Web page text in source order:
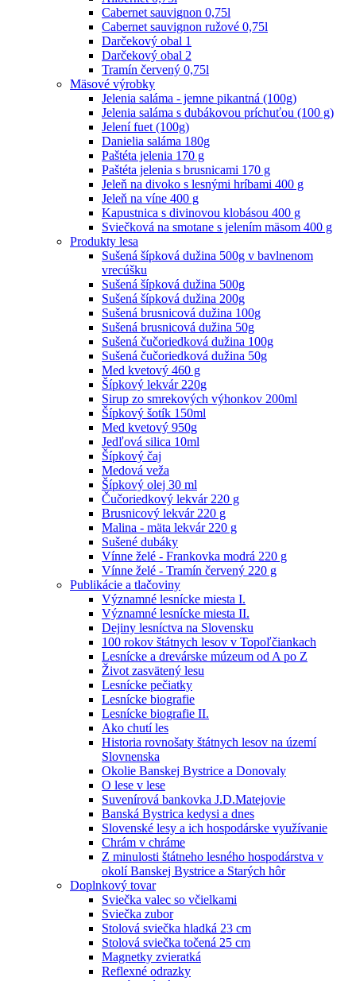
Cabernet sauvignon 0,75l
Cabernet sauvignon ružové 0,75l
Darčekový obal 1
Darčekový obal 2
Tramín červený 0,75l
Mäsové výrobky
Jelenia saláma - jemne pikantná (100g)
Jelenia saláma s dubákovou príchuťou (100 g)
Jelení fuet (100g)
Danielia saláma 180g
Paštéta jelenia 170 g
Paštéta jelenia s brusnicami 170 g
Jeleň na divoko s lesnými hríbami 400 g
Jeleň na víne 400 g
Kapustnica s divinovou klobásou 400 g
Sviečková na smotane s jelením mäsom 400 g
Produkty lesa
Sušená šípková dužina 500g v bavlnenom
vrecúšku
Sušená šípková dužina 500g
Sušená šípková dužina 200g
Sušená brusnicová dužina 100g
Sušená brusnicová dužina 50g
Sušená čučoriedková dužina 100g
Sušená čučoriedková dužina 50g
Med kvetový 460 g
Šípkový lekvár 220g
Sirup zo smrekových výhonkov 200ml
Šípkový šotík 150ml
Med kvetový 950g
Jedľová silica 10ml
Šípkový čaj
Medová veža
Šípkový olej 30 ml
Čučoriedkový lekvár 220 g
Brusnicový lekvár 220 g
Malina - mäta lekvár 220 g
Sušené dubáky
Vínne želé - Frankovka modrá 220 g
Vínne želé - Tramín červený 220 g
Publikácie a tlačoviny
Významné lesnícke miesta I.
Významné lesnícke miesta II.
Dejiny lesníctva na Slovensku
100 rokov štátnych lesov v Topoľčiankach
Lesnícke a drevárske múzeum od A po Z
Život zasvätený lesu
Lesnícke pečiatky
Lesnícke biografie
Lesnícke biografie II.
Ako chutí les
Historia rovnošaty štátnych lesov na území
Slovnenska
Okolie Banskej Bystrice a Donovaly
O lese v lese
Suvenírová bankovka J.D.Matejovie
Banská Bystrica kedysi a dnes
Slovenské lesy a ich hospodárske využívanie
Chrám v chráme
Z minulosti štátneho lesného hospodárstva v
okolí Banskej Bystrice a Starých hôr
Doplnkový tovar
Sviečka valec so včielkami
Sviečka zubor
Stolová sviečka hladká 23 cm
Stolová sviečka točená 25 cm
Magnetky zvieratká
Reflexné odrazky